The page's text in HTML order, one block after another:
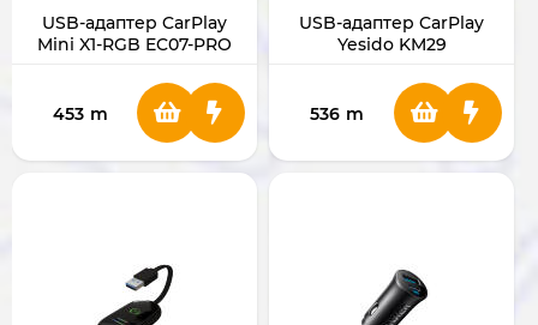
USB-адаптер CarPlay
Mini X1-RGB EC07-PRO
453 m
USB-адаптер CarPlay
Yesido KM29
536 m